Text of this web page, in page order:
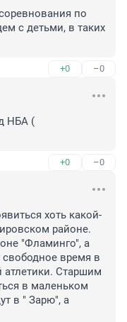
по
с детьми, в таких
+0 –0
НБА (
+0 –0
хоть какой-
районе.
"Фламинго", а
время в
атлетики. Старшим
в маленьком
в " Зарю", а